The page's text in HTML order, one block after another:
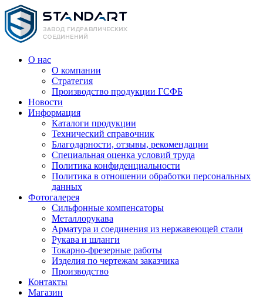
О нас
О компании
Стратегия
Производство продукции ГСФБ
Новости
Информация
Каталоги продукции
Технический справочник
Благодарности, отзывы, рекомендации
Специальная оценка условий труда
Политика конфиденциальности
Политика в отношении обработки персональных
данных
Фотогалерея
Сильфонные компенсаторы
Металлорукава
Арматура и соединения из нержавеющей стали
Рукава и шланги
Токарно-фрезерные работы
Изделия по чертежам заказчика
Производство
Контакты
Магазин